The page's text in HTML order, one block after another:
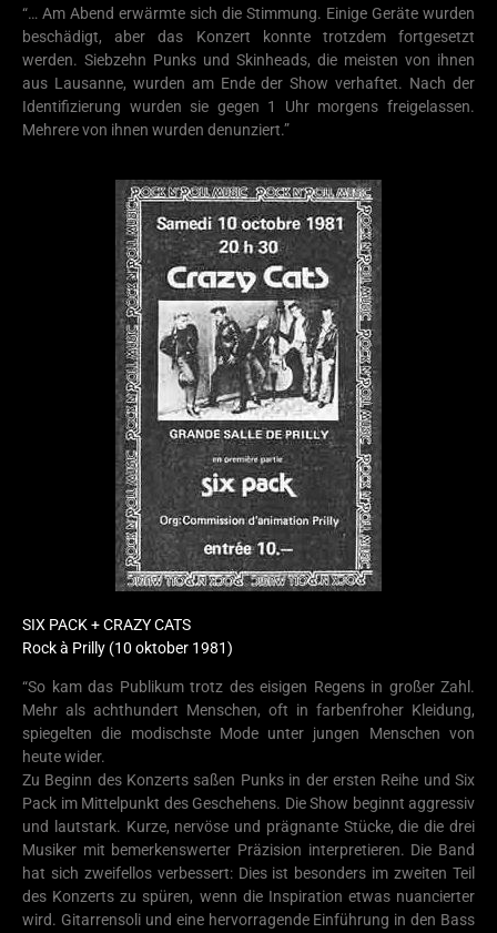
“… Am Abend erwärmte sich die Stimmung. Einige Geräte wurden
beschädigt, aber das Konzert konnte trotzdem fortgesetzt
werden. Siebzehn Punks und Skinheads, die meisten von ihnen
aus Lausanne, wurden am Ende der Show verhaftet. Nach der
Identifizierung wurden sie gegen 1 Uhr morgens freigelassen.
Mehrere von ihnen wurden denunziert.”
SIX PACK + CRAZY CATS
Rock à Prilly (10 oktober 1981)
“So kam das Publikum trotz des eisigen Regens in großer Zahl.
Mehr als achthundert Menschen, oft in farbenfroher Kleidung,
spiegelten die modischste Mode unter jungen Menschen von
heute wider.
Zu Beginn des Konzerts saßen Punks in der ersten Reihe und Six
Pack im Mittelpunkt des Geschehens. Die Show beginnt aggressiv
und lautstark. Kurze, nervöse und prägnante Stücke, die die drei
Musiker mit bemerkenswerter Präzision interpretieren. Die Band
hat sich zweifellos verbessert: Dies ist besonders im zweiten Teil
des Konzerts zu spüren, wenn die Inspiration etwas nuancierter
wird. Gitarrensoli und eine hervorragende Einführung in den Bass